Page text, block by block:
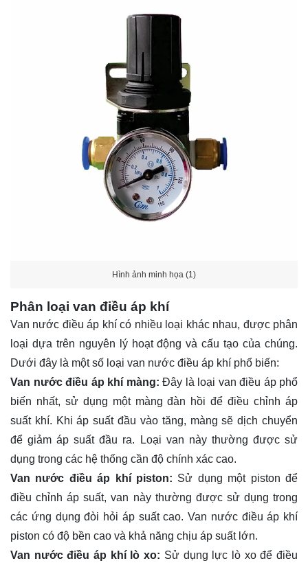
Hình ảnh minh họa (1)
Phân loại van điều áp khí
Van nước điều áp khí có nhiều loại khác nhau, được phân
loại dựa trên nguyên lý hoạt động và cấu tạo của chúng.
Dưới đây là một số loại van nước điều áp khí phổ biến:
Van nước điều áp khí màng: Đây là loại van điều áp phổ
biến nhất, sử dụng một màng đàn hồi để điều chỉnh áp
suất khí. Khi áp suất đầu vào tăng, màng sẽ dịch chuyển
để giảm áp suất đầu ra. Loại van này thường được sử
dụng trong các hệ thống cần độ chính xác cao.
Van nước điều áp khí piston: Sử dụng một piston để
điều chỉnh áp suất, van này thường được sử dụng trong
các ứng dụng đòi hỏi áp suất cao. Van nước điều áp khí
piston có độ bền cao và khả năng chịu áp suất lớn.
Van nước điều áp khí lò xo: Sử dụng lực lò xo để điều